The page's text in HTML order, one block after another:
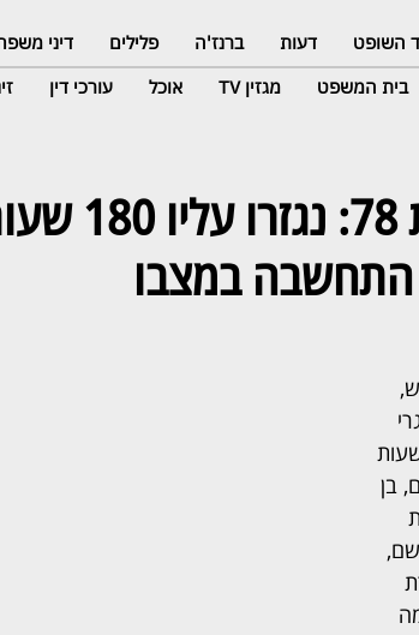
השופט דעות ברנז'ה פלילים דיני
בית המשפט מגזין TV אוכל עורכי דין
עיוור תקף קשישה בת 78:
במצבו
מוגבלות. בית המשפט גזר 180 שעות
בן